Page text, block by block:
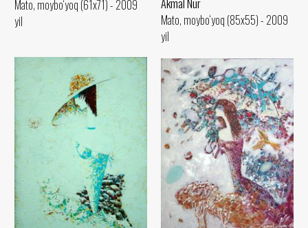
Akmal Nur
Mato, moybo‘yoq (85x55) - 2009
yil
Mato, moybo‘yoq (61x71) - 2009
yil